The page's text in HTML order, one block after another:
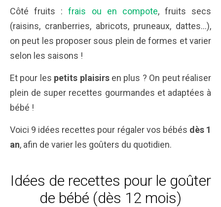
Côté fruits :frais ou en compote, fruits secs
(raisins, cranberries, abricots, pruneaux, dattes…),
on peut les proposer sous plein de formes et varier
selon les saisons !
Et pour les petits plaisirsen plus ? On peut réaliser
plein de super recettes gourmandes et adaptées à
bébé !
Voici 9 idées recettes pour régaler vos bébés dès 1
an, afin de varier les goûters du quotidien.
Idées de recettes pour le goûter
de bébé (dès 12 mois)